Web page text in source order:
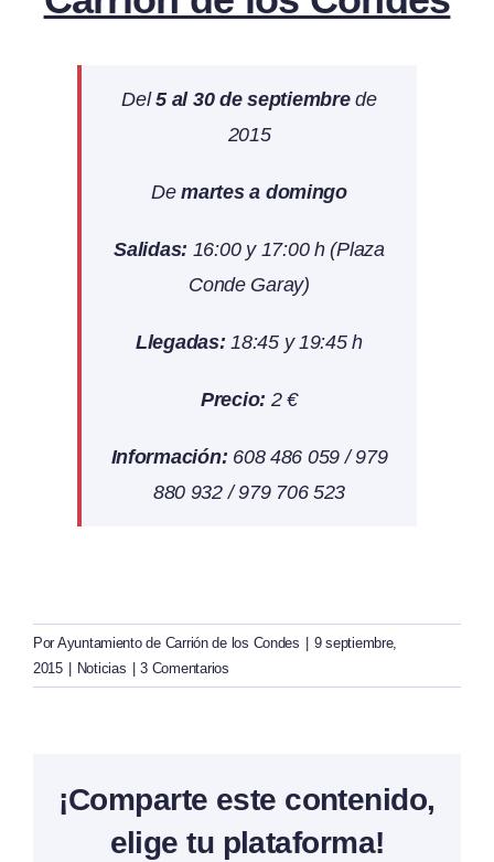
Del5 al 30 de septiembrede
2015
Demartes a domingo
Salidas: 16:00 y 17:00 h (Plaza
Conde Garay)
Llegadas: 18:45 y 19:45 h
Precio: 2 €
Información: 608 486 059 / 979
880 932 / 979 706 523
Por Ayuntamiento de Carrión de los Condes | 9 septiembre,
2015 | Noticias | 3 Comentarios
¡Comparte este contenido,
elige tu plataforma!